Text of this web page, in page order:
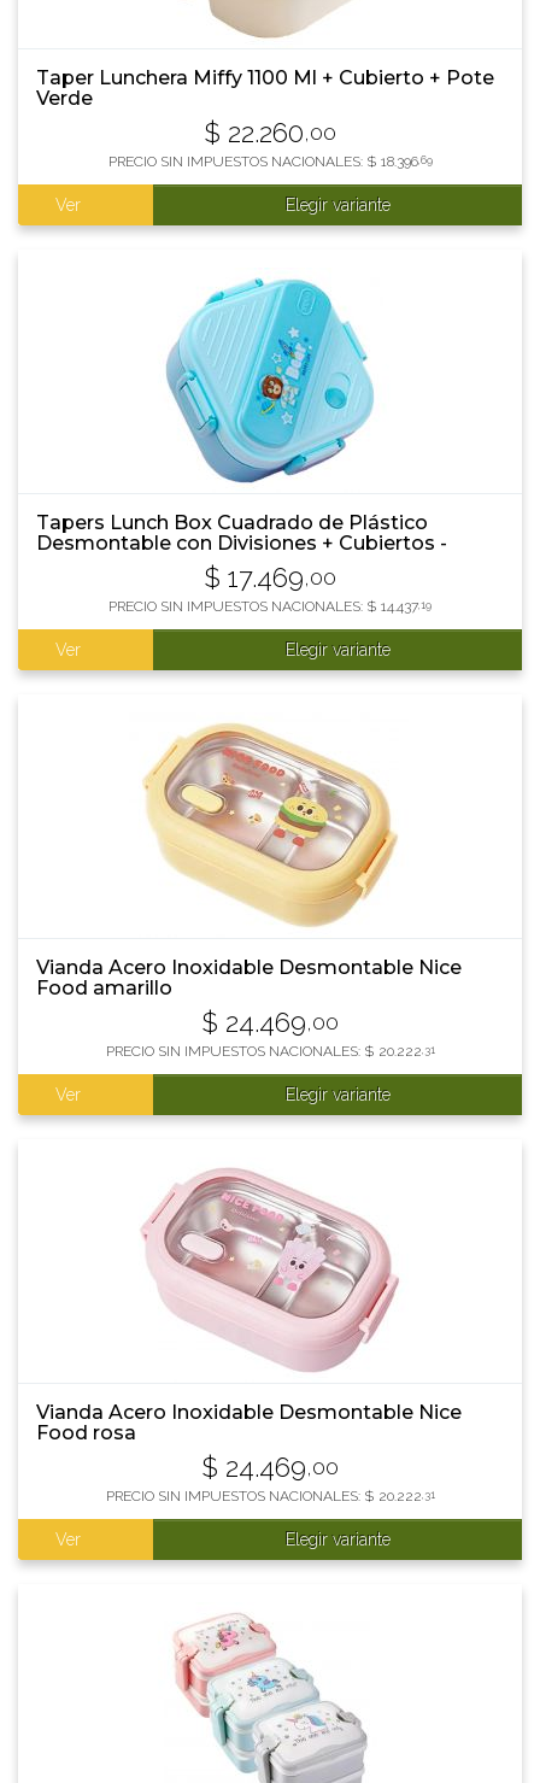
Taper Lunchera Miffy 1100 Ml + Cubierto + Pote
Verde
$ 22.260,00
PRECIO SIN IMPUESTOS NACIONALES: $ 18.396,69
Ver Elegir variante
Tapers Lunch Box Cuadrado de Plástico
Desmontable con Divisiones + Cubiertos -
$ 17.469,00
PRECIO SIN IMPUESTOS NACIONALES: $ 14.437,19
Ver Elegir variante
Vianda Acero Inoxidable Desmontable Nice
Food amarillo
$ 24.469,00
PRECIO SIN IMPUESTOS NACIONALES: $ 20.222 ,31
Ver Elegir variante
Vianda Acero Inoxidable Desmontable Nice
Food rosa
$ 24.469,00
PRECIO SIN IMPUESTOS NACIONALES: $ 20.222 ,31
Ver Elegir variante